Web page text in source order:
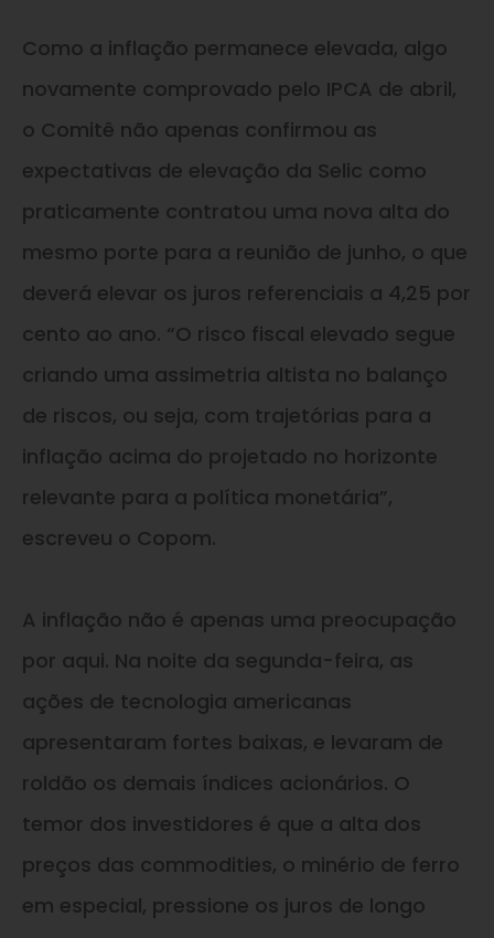
Como a inflação permanece elevada, algo
novamente comprovado pelo IPCA de abril,
o Comitê não apenas confirmou as
expectativas de elevação da Selic como
praticamente contratou uma nova alta do
mesmo porte para a reunião de junho, o que
deverá elevar os juros referenciais a 4,25 por
cento ao ano. “O risco fiscal elevado segue
criando uma assimetria altista no balanço
de riscos, ou seja, com trajetórias para a
inflação acima do projetado no horizonte
relevante para a política monetária”,
escreveu o Copom.
A inflação não é apenas uma preocupação
por aqui. Na noite da segunda-feira, as
ações de tecnologia americanas
apresentaram fortes baixas, e levaram de
roldão os demais índices acionários. O
temor dos investidores é que a alta dos
preços das commodities, o minério de ferro
em especial, pressione os juros de longo